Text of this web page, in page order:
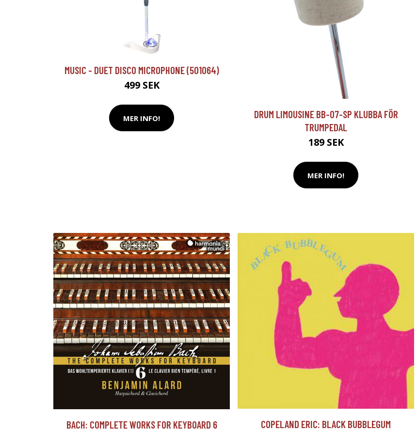
MUSIC - DUET DISCO MICROPHONE (501064)
499 SEK
MER INFO!
DRUM LIMOUSINE BB-07-SP KLUBBA FÖR
TRUMPEDAL
189 SEK
MER INFO!
BACH: COMPLETE WORKS FOR KEYBOARD 6
COPELAND ERIC: BLACK BUBBLEGUM